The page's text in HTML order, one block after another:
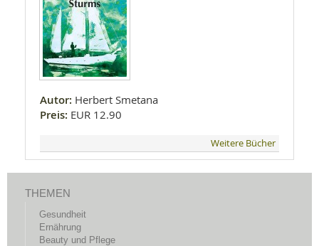
Autor: Herbert Smetana
Preis: EUR 12.90
Weitere Bücher
THEMEN
Gesundheit
Ernährung
Beauty und Pflege